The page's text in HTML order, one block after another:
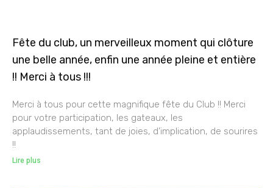
Fête du club, un merveilleux moment qui clôture
une belle année, enfin une année pleine et entière
!! Merci à tous !!!
Merci à tous pour cette magnifique fête du Club !! Merci
pour votre participation, les gateaux, les
applaudissements, tant de joies, d’implication, de sourires
!!
Lire plus